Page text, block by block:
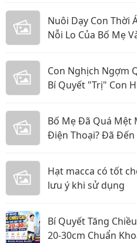
Nuôi Dạy Con Thời
Nỗi Lo Của Bố Mẹ
Con Nghịch Ngợm
Bí Quyết "Trị" Con
Bố Mẹ Đã Quá Mệt
Điện Thoại? Đã Đến
Hạt macca có tốt
lưu ý khi sử dụng
Bí Quyết Tăng
20-30cm Chuẩn